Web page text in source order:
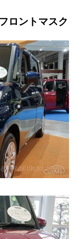
ン
ザインの違い
ロントマスク